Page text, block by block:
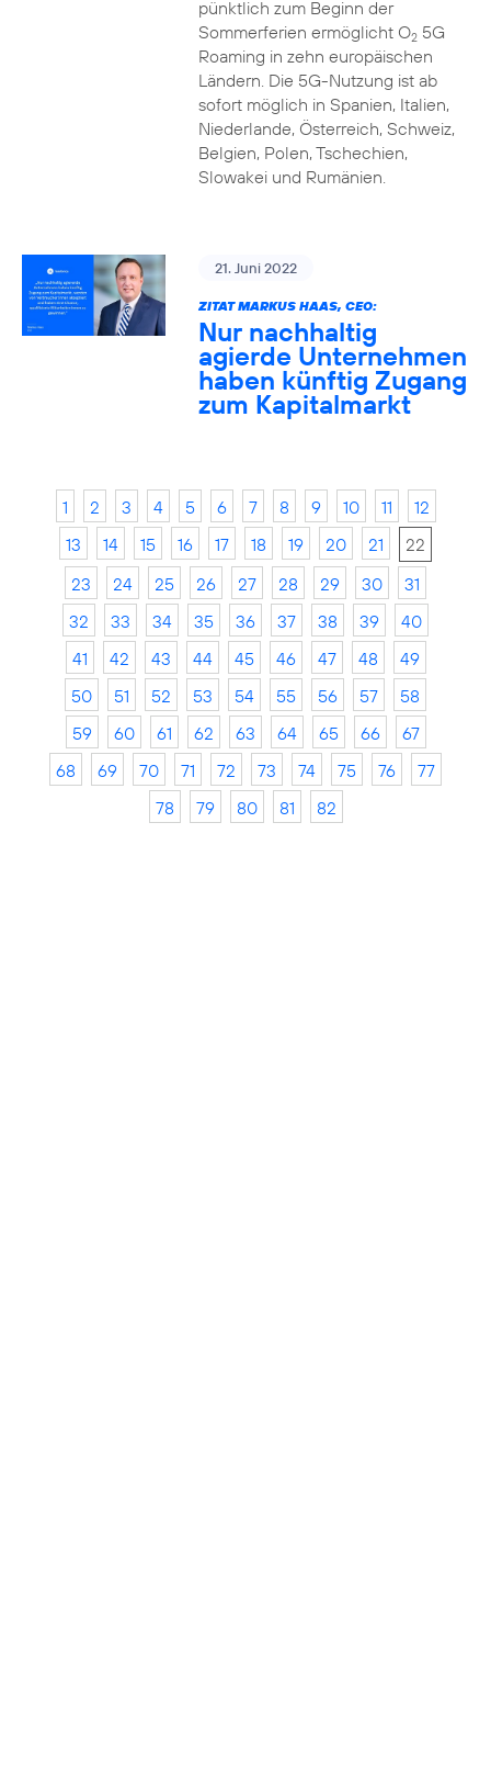
pünktlich zum Beginn der
Sommerferien ermöglicht O25G
Roaming in zehn europäischen
Ländern. Die 5G-Nutzung ist ab
sofort möglich in Spanien, Italien,
Niederlande, Österreich, Schweiz,
Belgien, Polen, Tschechien,
Slowakei und Rumänien.
21. Juni 2022
ZITAT MARKUS HAAS, CEO:
Nur nachhaltig
agierde Unternehmen
haben künftig Zugang
zum Kapitalmarkt
1 2 3 4 5 6 7 8 9 10 11
12
13
14 15 16 17 18 19 20 21
22
23
24 25 26 27 28 29 30
31
32
33 34 35 36 37 38 39
40
41
42 43 44 45 46 47 48
49
50
51 52 53 54 55 56 57
58
59
60 61 62 63 64 65 66
67
68
69 70 71 72 73 74 75 76
77
78
79 80 81 82